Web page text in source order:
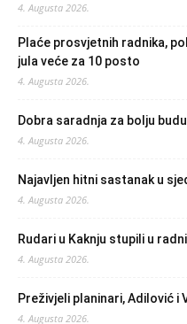
4. Augusta 2026.
Plaće prosvjetnih radnika,
jula veće za 10 posto
4. Augusta 2026.
Dobra saradnja za bolju
4. Augusta 2026.
Najavljen hitni sastanak u
4. Augusta 2026.
Rudari u Kaknju stupili u
4. Augusta 2026.
Preživjeli planinari, Adilović i
4. Augusta 2026.